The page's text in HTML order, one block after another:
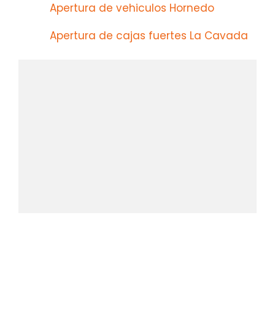
Apertura de vehiculos Hornedo
Apertura de cajas fuertes La Cavada